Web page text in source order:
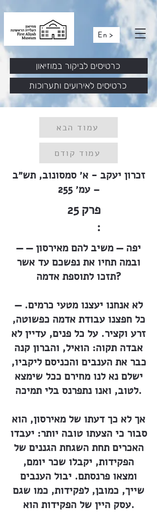
En >
כרטיסים לאירועים ותערוכות
כרטיסים לביקור במוזיאון
עמוד הבא
עמוד קודם
זכרון יעקב - א׳ סמסונוב, תש״ב
– עמ׳ 255
25 פרק
:
— יפה — משיב להם מאירסון —
ובמה תחיו את נפשכם עד אשר
תזכו לתוספת אדמה?
— לא אנחנו יעצנו מטעי כרמים.
כל חפצנו עבודת אדמה כפשוטה,
זרע וקציר. על כל פנים, עדיין לא
אבדה תקוה: הואיל, והברון קנה
כבר את הענבים והכניסם ליקביו,
ישלם נא לנו מחירם ככל שימצא
לטוב, ואנו נתפרנס בלי תמיכה.
אך לא כך דעתו של מאירסון, הוא
סבור כי הצעתו טובה יותר: יעבדו
האכרים תחת השגחת הגננים של
הפקידות, יקבלו שכר יומם,
ומצאו פרנסתם. יבול הענבים
שייך, כמובן, לפקידות, כמו שגם
עסק היין של הפקידות הוא.